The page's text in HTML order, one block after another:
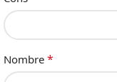
Nombre *